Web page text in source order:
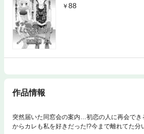
88
作品情報
突然届いた同窓会の案内…初恋の人に再会でき
からカレも私を好きだった!?今まで離れてた分